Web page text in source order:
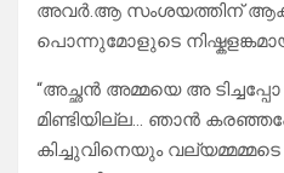
അവർ.ആ സംശയത്തിന്
പൊന്നുമോളുടെ
“അച്ഛൻ അമ്മയെ അ
മിണ്ടിയില്ല… ഞാൻ
കിച്ചുവിനെയും വല്യമ്മമ്മടെ